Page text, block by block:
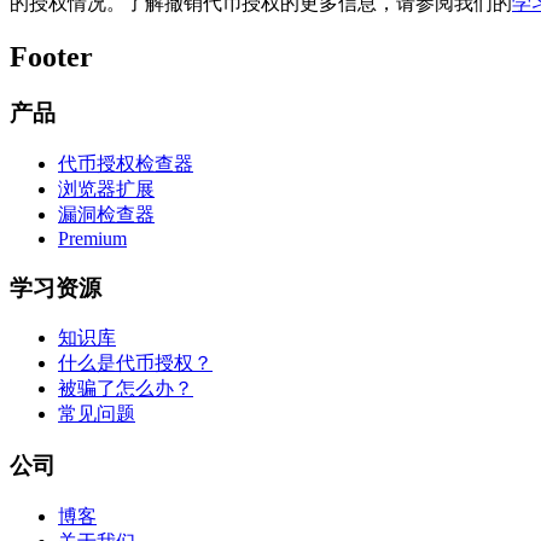
Footer
产品
代币授权检查器
浏览器扩展
漏洞检查器
Premium
学习资源
知识库
什么是代币授权？
被骗了怎么办？
常见问题
公司
博客